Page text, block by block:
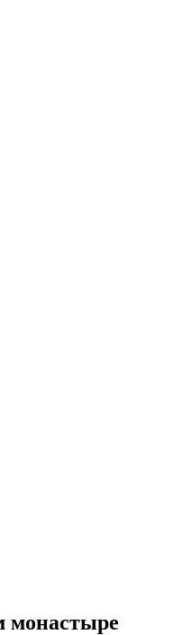
монастыре